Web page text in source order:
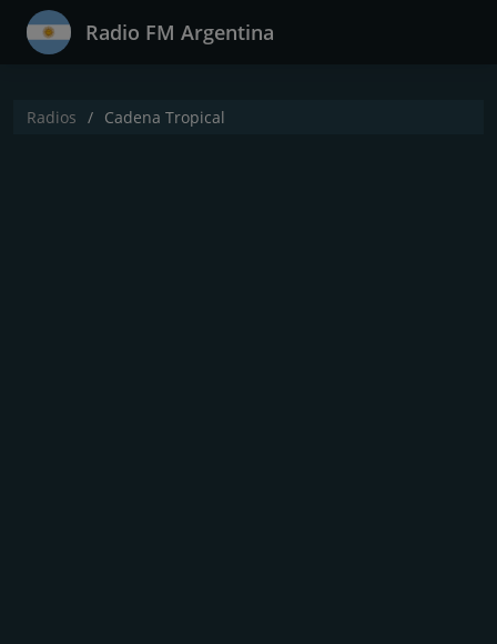
Radio FM Argentina
Radios Cadena Tropical